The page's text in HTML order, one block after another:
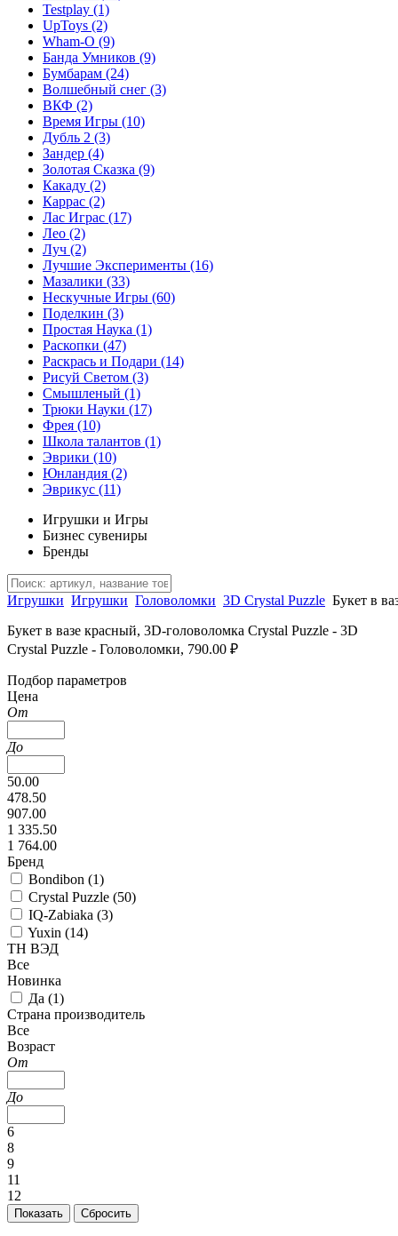
Testplay (1)
UpToys (2)
Wham-O (9)
Банда Умников (9)
Бумбарам (24)
Волшебный снег (3)
ВКФ (2)
Время Игры (10)
Дубль 2 (3)
Зандер (4)
Золотая Сказка (9)
Какаду (2)
Каррас (2)
Лас Играс (17)
Лео (2)
Луч (2)
Лучшие Эксперименты (16)
Мазалики (33)
Нескучные Игры (60)
Поделкин (3)
Простая Наука (1)
Раскопки (47)
Раскрась и Подари (14)
Рисуй Светом (3)
Смышленый (1)
Трюки Науки (17)
Фрея (10)
Школа талантов (1)
Эврики (10)
Юнландия (2)
Эврикус (11)
Игрушки и Игры
Бизнес сувениры
Бренды
Игрушки Игрушки Головоломки 3D Crystal Puzzle Букет в
Букет в вазе красный, 3D-головоломка Crystal Puzzle - 3D
Crystal Puzzle - Головоломки, 790.00 ₽
Подбор параметров
Цена
От
До
50.00
478.50
907.00
1 335.50
1 764.00
Бренд
Bondibon (1)
Crystal Puzzle (50)
IQ-Zabiaka (3)
Yuxin (14)
ТН ВЭД
Все
Новинка
Да (1)
Страна производитель
Все
Возраст
От
До
6
8
9
11
12